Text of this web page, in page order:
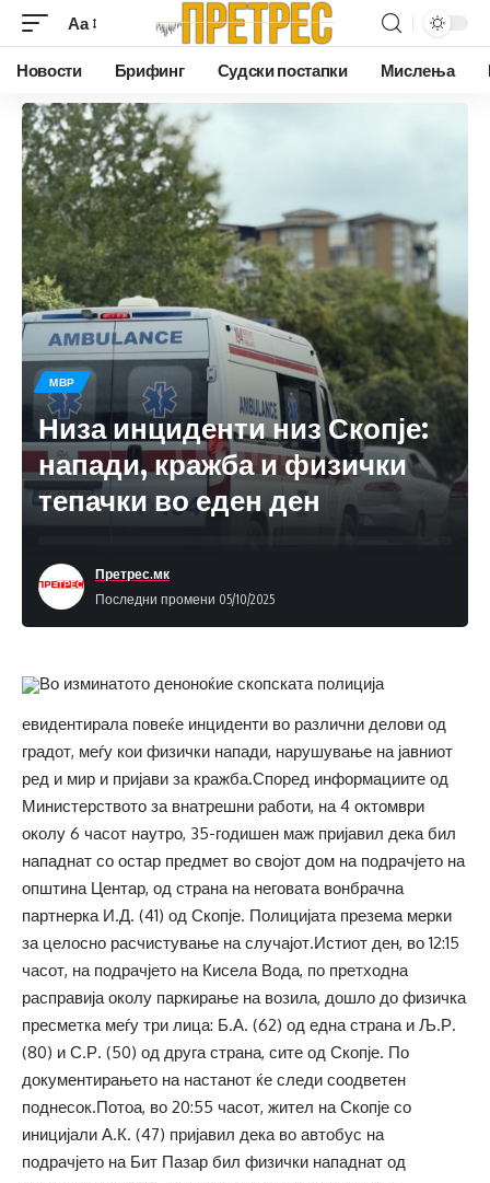
Аа
Новости Брифинг Судски постапки Мислења
МВР
Низа инциденти низ Скопје:
напади, кражба и физички
тепачки во еден ден
Последни промени 05/10/2025
Претрес.мк
Во изминатото деноноќие скопската полиција
евидентирала повеќе инциденти во различни делови од
градот, меѓу кои физички напади, нарушување на јавниот
ред и мир и пријави за кражба.Според информациите од
Министерството за внатрешни работи, на 4 октомври
околу 6 часот наутро, 35-годишен маж пријавил дека бил
нападнат со остар предмет во својот дом на подрачјето на
општина Центар, од страна на неговата вонбрачна
партнерка И.Д. (41) од Скопје. Полицијата презема мерки
за целосно расчистување на случајот.Истиот ден, во 12:15
часот, на подрачјето на Кисела Вода, по претходна
расправија околу паркирање на возила, дошло до физичка
пресметка меѓу три лица: Б.А. (62) од една страна и Љ.Р.
(80) и С.Р. (50) од друга страна, сите од Скопје. По
документирањето на настанот ќе следи соодветен
поднесок.Потоа, во 20:55 часот, жител на Скопје со
иницијали А.К. (47) пријавил дека во автобус на
подрачјето на Бит Пазар бил физички нападнат од